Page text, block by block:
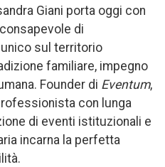
Giani porta oggi con
di
sul territorio
familiare, impegno
Founder di Eventum,
con lunga
di eventi istituzionali e
incarna la perfetta